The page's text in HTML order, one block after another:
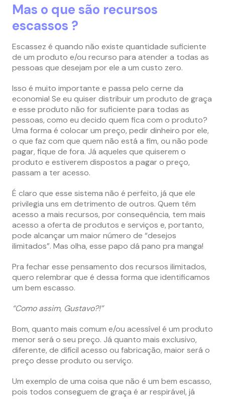
Mas o que são recursos
escassos ?
Escassez é quando não existe quantidade suficiente
de um produto e/ou recurso para atender a todas as
pessoas que desejam por ele a um custo zero.
Isso é muito importante e passa pelo cerne da
economia! Se eu quiser distribuir um produto de graça
e esse produto não for suficiente para todas as
pessoas, como eu decido quem fica com o produto?
Uma forma é colocar um preço, pedir dinheiro por ele,
o que faz com que quem não está a fim, ou não pode
pagar, fique de fora. Já aqueles que quiserem o
produto e estiverem dispostos a pagar o preço,
passam a ter acesso.
É claro que esse sistema não é perfeito, já que ele
privilegia uns em detrimento de outros. Quem têm
acesso a mais recursos, por consequência, tem mais
acesso a oferta de produtos e serviços e, portanto,
pode alcançar um maior número de “desejos
ilimitados”. Mas olha, esse papo dá pano pra manga!
Pra fechar esse pensamento dos recursos ilimitados,
quero relembrar que é dessa forma que identificamos
um bem escasso.
“Como assim, Gustavo?!”
Bom, quanto mais comum e/ou acessível é um produto
menor será o seu preço. Já quanto mais exclusivo,
diferente, de difícil acesso ou fabricação, maior será o
preço desse produto ou serviço.
Um exemplo de uma coisa que não é um bem escasso,
pois todos conseguem de graça é ar respirável, já